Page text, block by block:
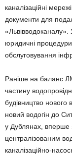
каналізаційні
документи для
«Львівводоканалу».
юридичні
обслуговування
Раніше на баланс
частину
будівництво
новий водогін до
у Дублянах, вперше
централізованим
каналізаційно-